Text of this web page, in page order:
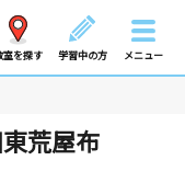
室を探す 学習中の方 メニュー
荒屋布